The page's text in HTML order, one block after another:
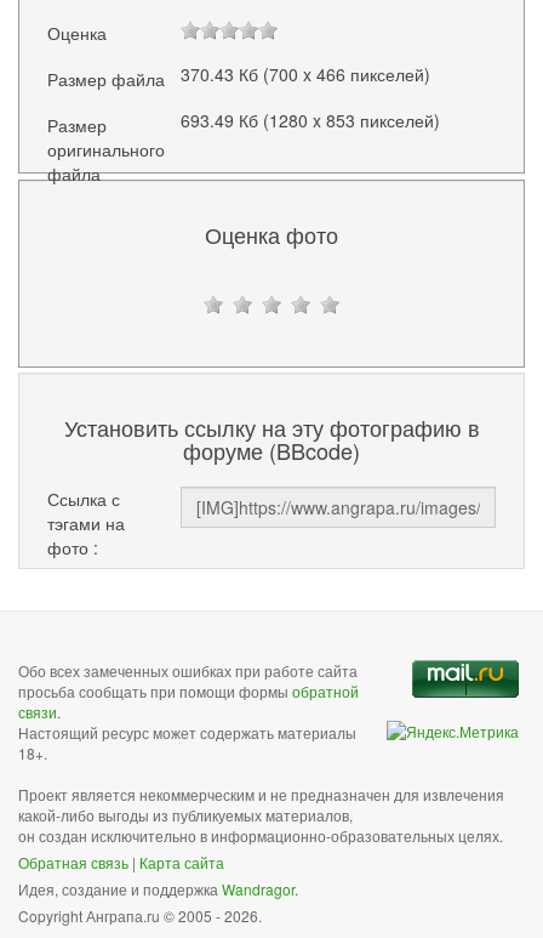
Оценка
Размер файла
370.43 Кб (700 x 466 пикселей)
Размер
оригинального
файла
693.49 Кб (1280 x 853 пикселей)
Оценка фото
Установить ссылку на эту фотографию в
форуме (BBcode)
Ссылка с
тэгами на
фото :
Обо всех замеченных ошибках при работе сайта
просьба сообщать при помощи формы обратной
связи.
Настоящий ресурс может содержать материалы
18+.
Проект является некоммерческим и не предназначен для извлечения
какой-либо выгоды из публикуемых материалов,
он создан исключительно в информационно-образовательных целях.
Обратная связь | Карта сайта
Идея, создание и поддержка Wandragor.
Copyright Анграпа.ru © 2005 - 2026.